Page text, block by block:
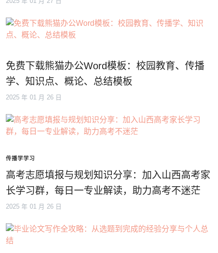
免费下载熊猫办公Word模板：校园教育、传播
学、知识点、概论、总结模板
2025 年 01 月 26 日
传播学学习
高考志愿填报与规划知识分享：加入山西高考家
长学习群，每日一专业解读，助力高考不迷茫
2025 年 01 月 26 日